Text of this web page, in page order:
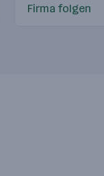
Firma folgen